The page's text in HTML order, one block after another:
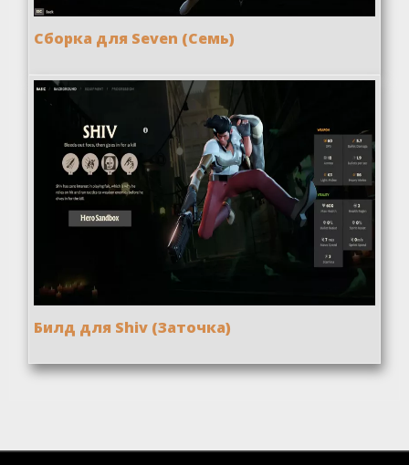
Сборка для Seven (Семь)
Билд для Shiv (Заточка)